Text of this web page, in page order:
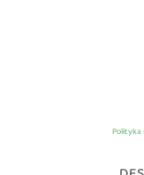
Polityka